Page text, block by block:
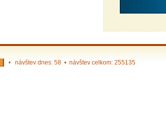
• návštev dnes: 58 • návštev celkom: 255135